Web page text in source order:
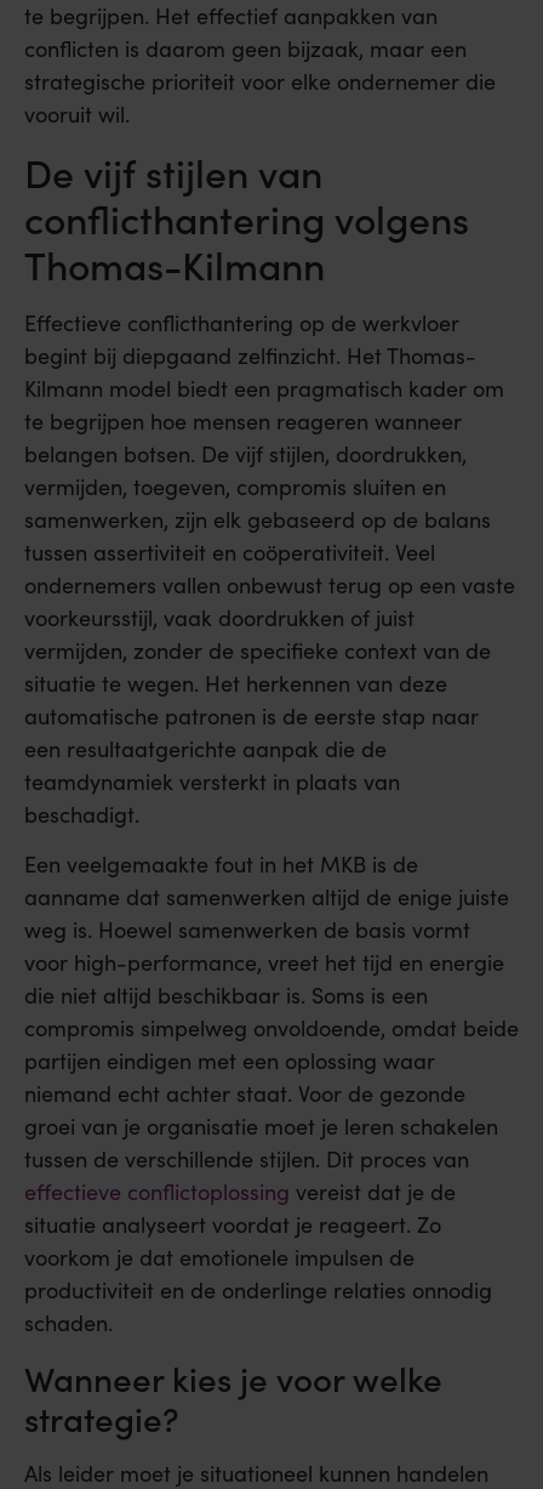
te begrijpen. Het effectief aanpakken van
conflicten is daarom geen bijzaak, maar een
strategische prioriteit voor elke ondernemer die
vooruit wil.
De vijf stijlen van
conflicthantering volgens
Thomas-Kilmann
Effectieve conflicthantering op de werkvloer
begint bij diepgaand zelfinzicht. Het Thomas-
Kilmann model biedt een pragmatisch kader om
te begrijpen hoe mensen reageren wanneer
belangen botsen. De vijf stijlen, doordrukken,
vermijden, toegeven, compromis sluiten en
samenwerken, zijn elk gebaseerd op de balans
tussen assertiviteit en coöperativiteit. Veel
ondernemers vallen onbewust terug op een vaste
voorkeursstijl, vaak doordrukken of juist
vermijden, zonder de specifieke context van de
situatie te wegen. Het herkennen van deze
automatische patronen is de eerste stap naar
een resultaatgerichte aanpak die de
teamdynamiek versterkt in plaats van
beschadigt.
Een veelgemaakte fout in het MKB is de
aanname dat samenwerken altijd de enige juiste
weg is. Hoewel samenwerken de basis vormt
voor high-performance, vreet het tijd en energie
die niet altijd beschikbaar is. Soms is een
compromis simpelweg onvoldoende, omdat beide
partijen eindigen met een oplossing waar
niemand echt achter staat. Voor de gezonde
groei van je organisatie moet je leren schakelen
tussen de verschillende stijlen. Dit proces van
effectieve conflictoplossing vereist dat je de
situatie analyseert voordat je reageert. Zo
voorkom je dat emotionele impulsen de
productiviteit en de onderlinge relaties onnodig
schaden.
Wanneer kies je voor welke
strategie?
Als leider moet je situationeel kunnen handelen